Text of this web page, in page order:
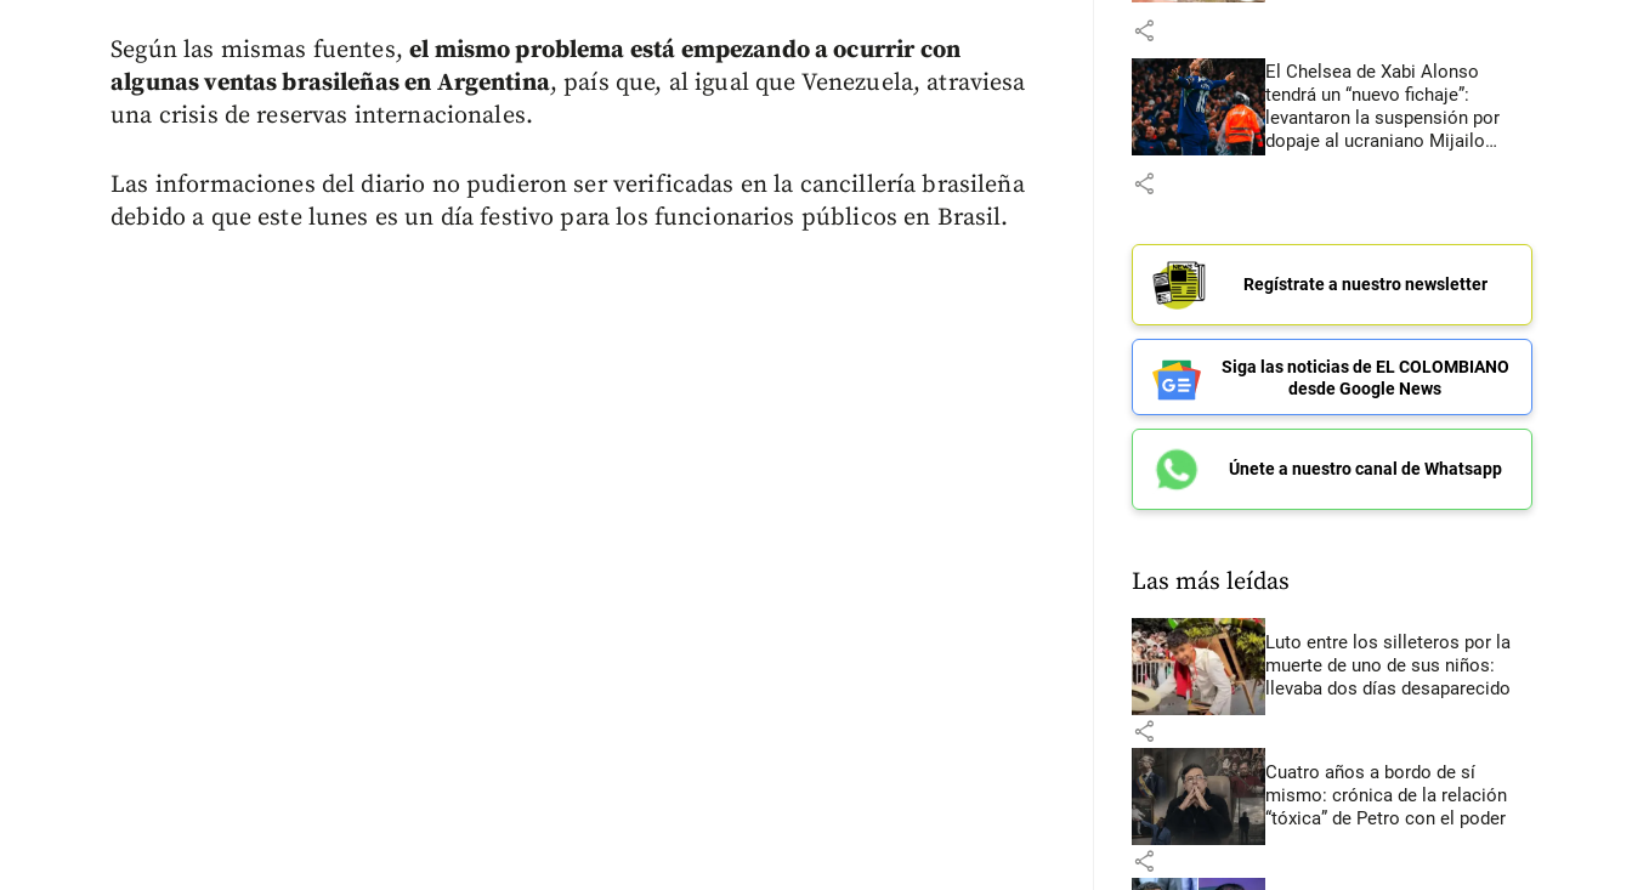
Según las mismas fuentes,el mismo problema está empezando a ocurrir con
algunas ventas brasileñas en Argentina, país que, al igual que Venezuela, atraviesa
una crisis de reservas internacionales.
Las informaciones del diario no pudieron ser verificadas en la cancillería brasileña
debido a que este lunes es un día festivo para los funcionarios públicos en Brasil.
share
El Chelsea de Xabi Alonso
tendrá un “nuevo fichaje”:
levantaron la suspensión por
dopaje al ucraniano Mijailo
share
Regístrate a nuestro newsletter
Siga las noticias de EL COLOMBIANO
desde Google News
Únete a nuestro canal de Whatsapp
Las más leídas
Luto entre los silleteros por la
muerte de uno de sus niños:
llevaba dos días desaparecido
share
Cuatro años a bordo de sí
mismo: crónica de la relación
“tóxica” de Petro con el poder
share